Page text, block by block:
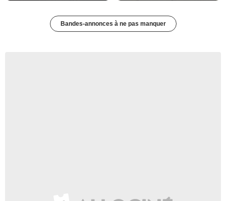
Bandes-annonces à ne pas manquer